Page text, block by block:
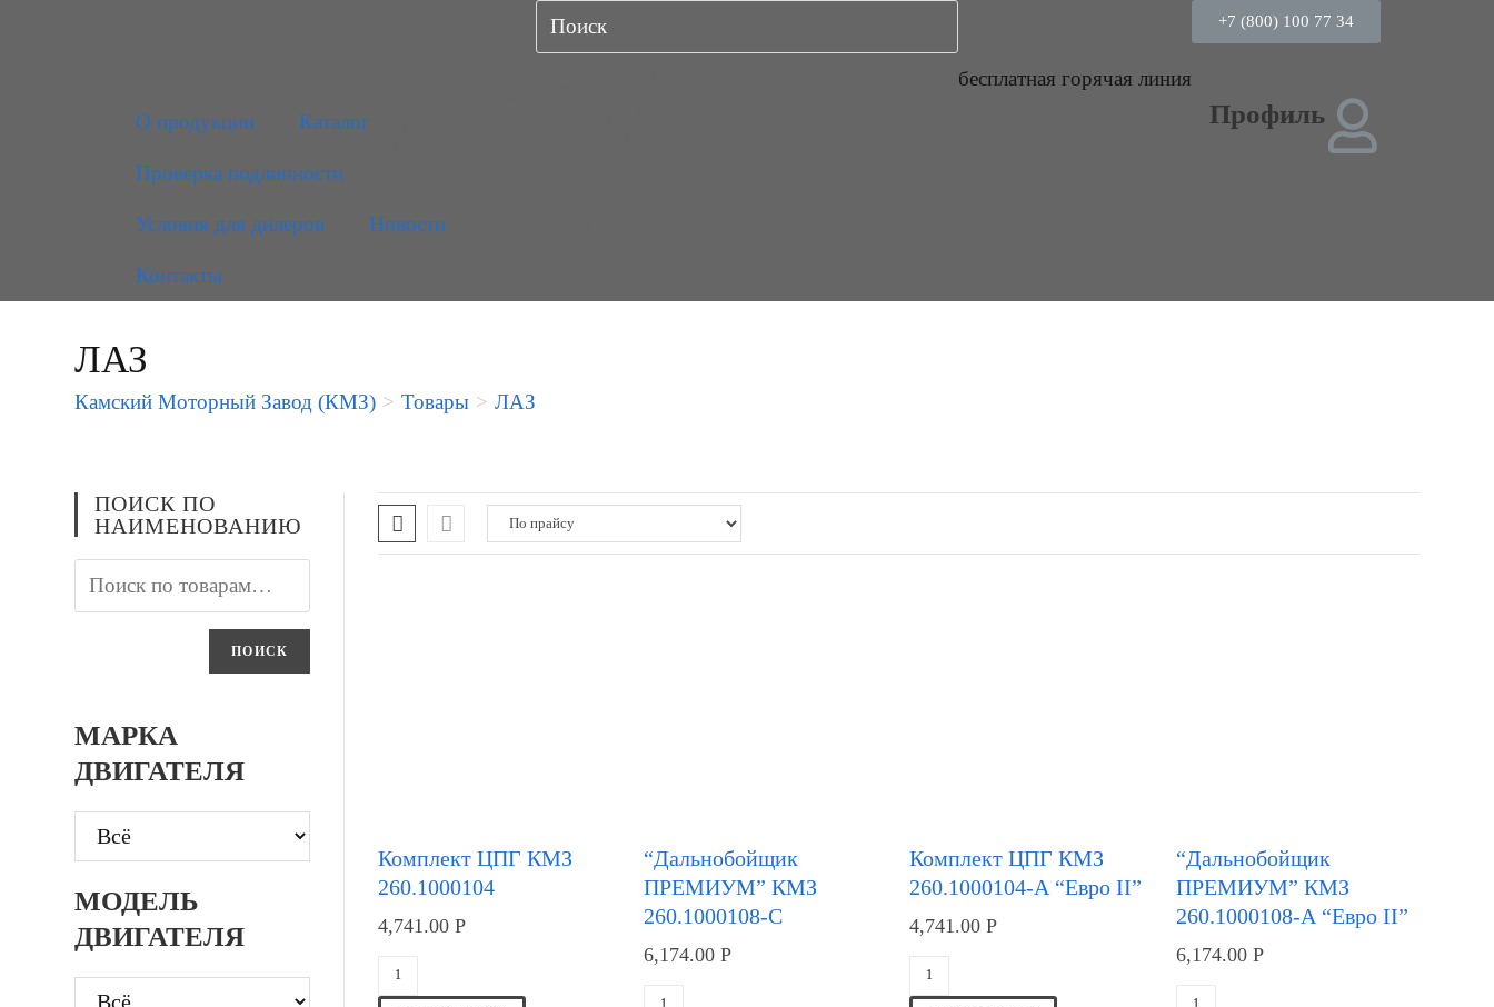
+7 (800) 100 77 34
бесплатная горячая линия
О продукции
Каталог
Проверка подлинности
Условия для дилеров Новости
Контакты
Профиль
ЛАЗ
Камский Моторный Завод (КМЗ) > Товары > ЛАЗ
ПОИСК ПО
НАИМЕНОВАНИЮ
ПОИСК
МАРКА
ДВИГАТЕЛЯ
МОДЕЛЬ
ДВИГАТЕЛЯ
Комплект ЦПГ КМЗ
260.1000104
4,741.00Р
“Дальнобойщик
ПРЕМИУМ” КМЗ
260.1000108-С
6,174.00Р
Комплект ЦПГ КМЗ
260.1000104-А “Евро II”
4,741.00Р
“Дальнобойщик
ПРЕМИУМ” КМЗ
260.1000108-А “Евро II”
6,174.00 Р